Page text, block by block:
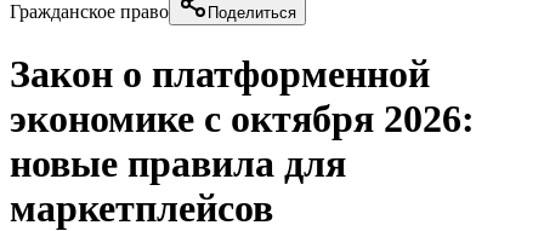
Гражданское право Поделиться
Закон о платформенной
экономике с октября 2026:
новые правила для
маркетплейсов